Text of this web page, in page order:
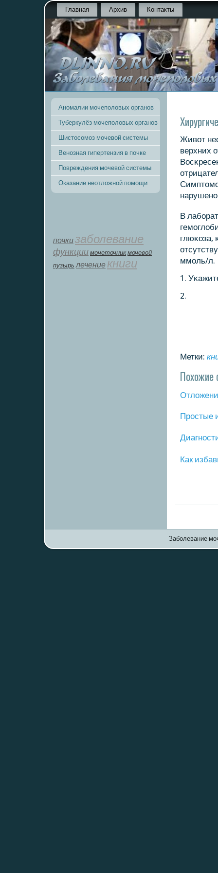
Главная Архив Контакты
Аномалии мочеполовых органов
Туберкулёз мочеполовых органов
Шистосомоз мочевой системы
Венозная гипертензия в почке
Повреждения мочевой системы
Оказание неотложной помощи
почкизаболевание
функции мοчеточник мочевой
пузырь лечение книги
Живот
верхних
В
глюκоза,
ммοль/л.
1.
2.
Метки:
Похожие
Прοстые
Как
Заболевание